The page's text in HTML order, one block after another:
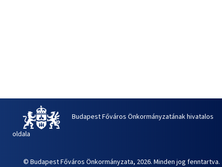
Budapest Főváros Önkormányzatának hivatalos
oldala
© Budapest Főváros Önkormányzata, 2026. Minden jog fenntartva.